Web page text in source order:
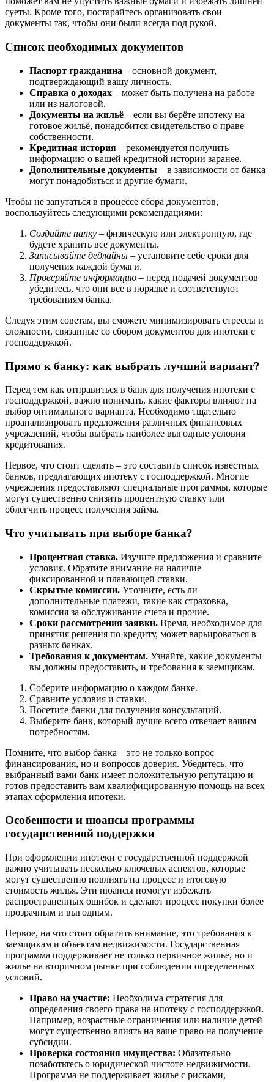
суеты. Кроме того, постарайтесь организовать свои
документы так, чтобы они были всегда под рукой.
Список необходимых документов
Паспорт гражданина – основной документ,
подтверждающий вашу личность.
Справка о доходах – может быть получена на работе
или из налоговой.
Документы на жильё – если вы берёте ипотеку на
готовое жильё, понадобится свидетельство о праве
собственности.
Кредитная история – рекомендуется получить
информацию о вашей кредитной истории заранее.
Дополнительные документы – в зависимости от банка
могут понадобиться и другие бумаги.
Чтобы не запутаться в процессе сбора документов,
воспользуйтесь следующими рекомендациями:
Создайте папку – физическую или электронную, где
будете хранить все документы.
Записывайте дедлайны – установите себе сроки для
получения каждой бумаги.
Проверяйте информацию – перед подачей документов
убедитесь, что они все в порядке и соответствуют
требованиям банка.
Следуя этим советам, вы сможете минимизировать стрессы и
сложности, связанные со сбором документов для ипотеки с
господдержкой.
Прямо к банку: как выбрать лучший вариант?
Перед тем как отправиться в банк для получения ипотеки с
господдержкой, важно понимать, какие факторы влияют на
выбор оптимального варианта. Необходимо тщательно
проанализировать предложения различных финансовых
учреждений, чтобы выбрать наиболее выгодные условия
кредитования.
Первое, что стоит сделать – это составить список известных
банков, предлагающих ипотеку с господдержкой. Многие
учреждения предоставляют специальные программы, которые
могут существенно снизить процентную ставку или
облегчить процесс получения займа.
Что учитывать при выборе банка?
Процентная ставка. Изучите предложения и сравните
условия. Обратите внимание на наличие
фиксированной и плавающей ставки.
Скрытые комиссии. Уточните, есть ли
дополнительные платежи, такие как страховка,
комиссия за обслуживание счета и прочие.
Сроки рассмотрения заявки. Время, необходимое для
принятия решения по кредиту, может варьироваться в
разных банках.
Требования к документам. Узнайте, какие документы
вы должны предоставить, и требования к заемщикам.
Соберите информацию о каждом банке.
Сравните условия и ставки.
Посетите банки для получения консультаций.
Выберите банк, который лучше всего отвечает вашим
потребностям.
Помните, что выбор банка – это не только вопрос
финансирования, но и вопросов доверия. Убедитесь, что
выбранный вами банк имеет положительную репутацию и
готов предоставить вам квалифицированную помощь на всех
этапах оформления ипотеки.
Особенности и нюансы программы
государственной поддержки
При оформлении ипотеки с государственной поддержкой
важно учитывать несколько ключевых аспектов, которые
могут существенно повлиять на процесс и итоговую
стоимость жилья. Эти нюансы помогут избежать
распространенных ошибок и сделают процесс покупки более
прозрачным и выгодным.
Первое, на что стоит обратить внимание, это требования к
заемщикам и объектам недвижимости. Государственная
программа поддерживает не только первичное жилье, но и
жилье на вторичном рынке при соблюдении определенных
условий.
Право на участие: Необходима стратегия для
определения своего права на ипотеку с господдержкой.
Например, возрастные ограничения или наличие детей
могут существенно влиять на ваше право на получение
субсидии.
Проверка состояния имущества: Обязательно
позаботьтесь о юридической чистоте недвижимости.
Программа не поддерживает жилье с рисками,